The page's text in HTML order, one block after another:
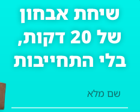
שיחת אבחון
של 20 דקות,
בלי התחייבות
מלא